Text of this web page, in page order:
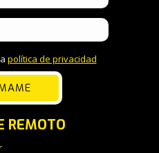
política de privacidad
REMOTO